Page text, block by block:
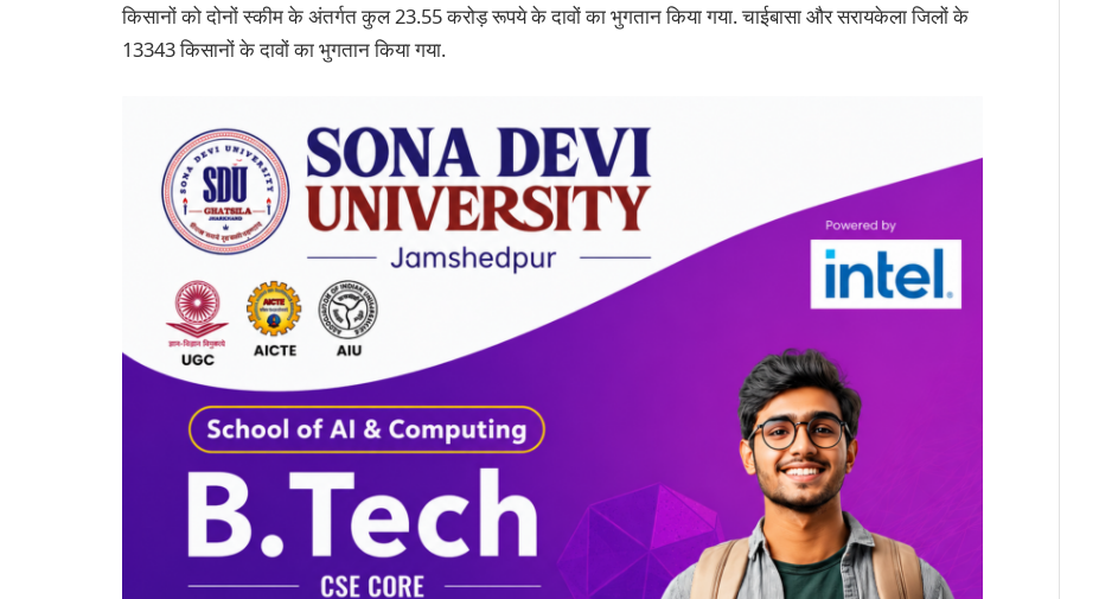
किसानों को दोनों स्कीम के अंतर्गत कुल 23.55 करोड़ रूपये के दावों का भुगतान किया गया. चाईबासा और सरायकेला जिलों के
13343 किसानों के दावों का भुगतान किया गया.